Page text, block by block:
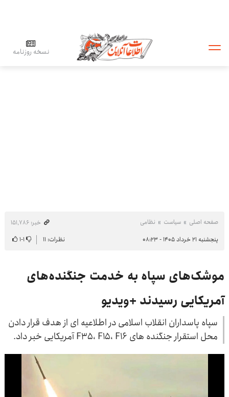
نسخه روزنامه
صفحه اصلی سیاست نظامی
خبر: ۱۵۱٬۷۸۶
پنجشنبه ۲۱ خرداد ۱۴۰۵ - ۰۸:۲۳
نظرات: ۱۱ ۱-۱
موشک‌های سپاه به خدمت جنگنده‌های
آمریکایی رسیدند +ویدیو
سپاه پاسداران انقلاب اسلامی در اطلاعیه ای از هدف قرار دادن
محل استقرار جنگنده های F35، F15، F16 آمریکایی خبر داد.